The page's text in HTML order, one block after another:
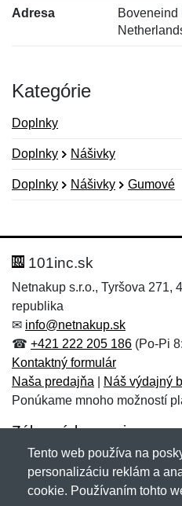
Adresa
Boveneind
Kategórie
Doplnky
Doplnky Nášivky
Doplnky Nášivky Gumové
Hodnotenie:
Meno:*
E-mail:
Správa*
Meno:
E-mail:*
Správa*
101inc.sk
Netnakup s.r.o., Tyršova 271,
republika
✉ info@netnakup.sk
☎ +421 222 205 186 (Po-Pi
Kontaktný formulár
Naša predajňa
Náš výdajný
Ponúkame mnoho možností
Zákaznícky servis
Novinky emailom
Tento web používa na
personalizáciu reklám a
cookie. Používaním tohto